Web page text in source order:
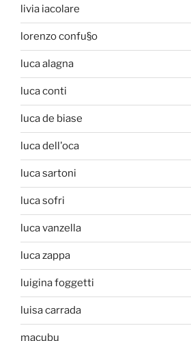
livia iacolare
lorenzo confu§o
luca alagna
luca conti
luca de biase
luca dell'oca
luca sartoni
luca sofri
luca vanzella
luca zappa
luigina foggetti
luisa carrada
macubu